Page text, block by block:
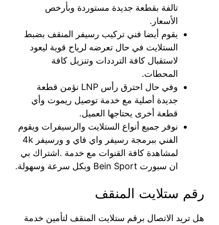
تالفة بقطعة جديدة مستوردة وبأرخص
الأسعار.
يقوم أيضا فني تركيب رسيفر المنقف بضبط
الستلايت في حال تعرضه لرياح قوية ليعود
لاستقبال كافة الترددات وتنزيل كافة
المحطات.
وفي حال احترق رأس LNP نؤمن قطعة
جديدة أصلية مع خدمة توصيل ريموت وأي
قطعة أخرى يحتاجها العميل.
نوفر جميع أنواع الستلايت والرسيفرات ويقوم
الفني ببرمجة رسيفر واي فاي و ورسيفر 4k
لمشاهدة كافة القنوات مع خدمة .اشتراك بي
ان سبورت Bein Sport وبكل سرعة وسهولة.
رقم ستلايت المنقف
هل تريد الاتصال برقم ستلايت المنقف لتأمين خدمة